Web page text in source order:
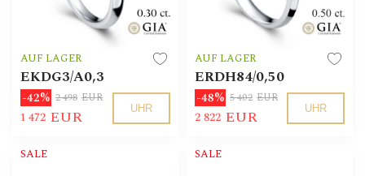
AUF LAGER
EKDG3/A0,3
-42% 2 498 EUR
1 472 EUR UHR
AUF LAGER
ERDH84/0,50
-48% 5 402 EUR
2 822 EUR UHR
SALE SALE